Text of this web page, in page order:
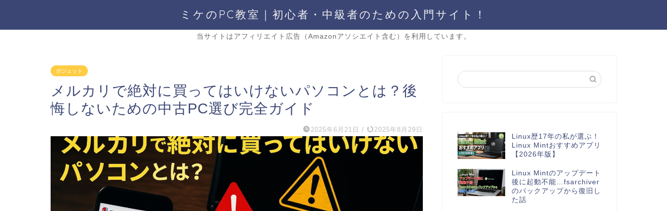
ミケのPC教室｜初心者・中級者のための入門サイト！
当サイトはアフィリエイト広告（Amazonアソシエイト含む）を利用しています。
ガジェット
メルカリで絶対に買ってはいけないパソコンとは？後
悔しないための中古PC選び完全ガイド
2025年6月21日 / 2025年8月29日
Linux歴17年の私が選ぶ！
Linux Mintおすすめアプリ
【2026年版】
Linux Mintのアップデート
後に起動不能…fsarchiver
のバックアップから復旧し
た話